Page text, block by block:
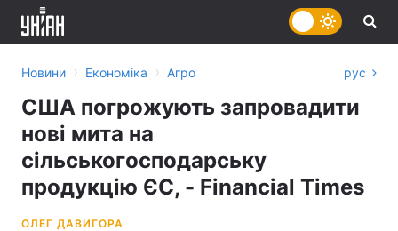
Новини › Економіка › Агро рус
США погрожують запровадити
нові мита на
сільськогосподарську
продукцію ЄС, - Financial Times
ОЛЕГ ДАВИГОРА